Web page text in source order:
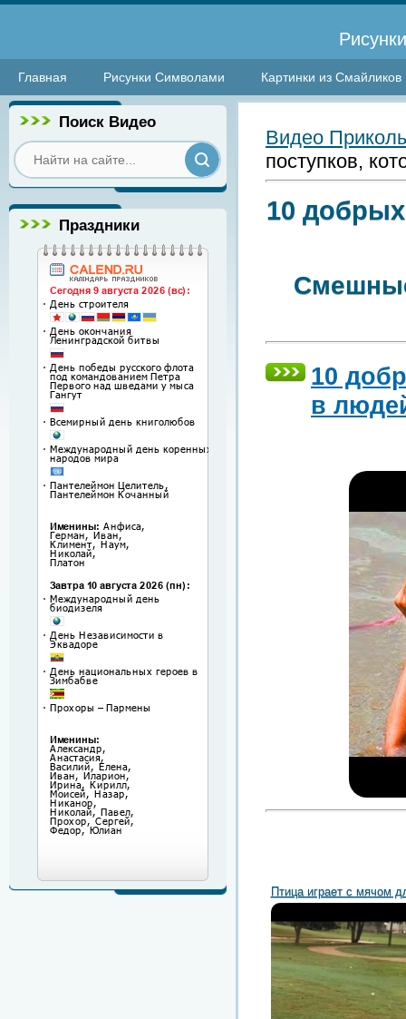
Главная Рисунки Символами Картинки из Смайликов
Поиск Видео
Праздники
Видео
поступков,
10
10
в
Птица играет с мячом